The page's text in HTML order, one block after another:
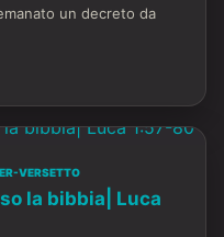
un decreto da
VERSETTO
la bibbia| Luca